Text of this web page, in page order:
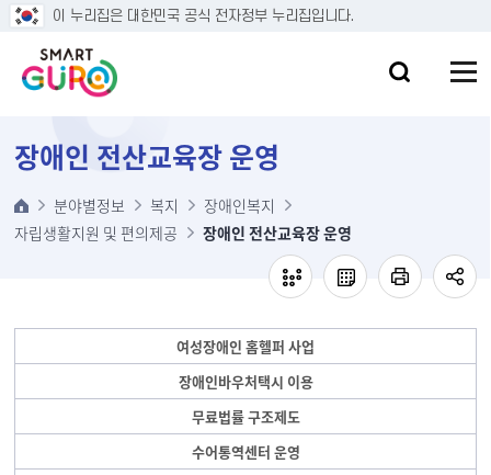
본문 바로가기
이 누리집은 대한민국 공식 전자정부 누리집입니다.
장애인 전산교육장 운영
분야별정보 복지
장애인복지
자립생활지원 및 편의제공
장애인 전산교육장 운영
여성장애인 홈헬퍼 사업
장애인바우처택시 이용
무료법률 구조제도
수어통역센터 운영